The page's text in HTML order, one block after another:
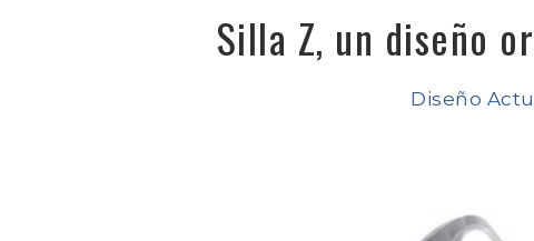
Silla Z, un diseño
Diseño